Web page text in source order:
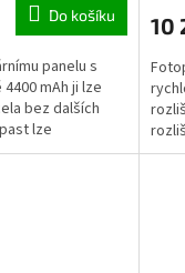
Do košíku
panelu s
mAh ji lze
bez dalších
lze
10